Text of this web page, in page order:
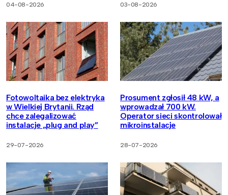
04-08-2026 03-08-2026
Fotowoltaika bez elektryka
w Wielkiej Brytanii. Rząd
chce zalegalizować
instalacje „plug and play”
29-07-2026
Prosument zgłosił 48 kW, a
wprowadzał 700 kW.
Operator sieci skontrolował
mikroinstalacje
28-07-2026